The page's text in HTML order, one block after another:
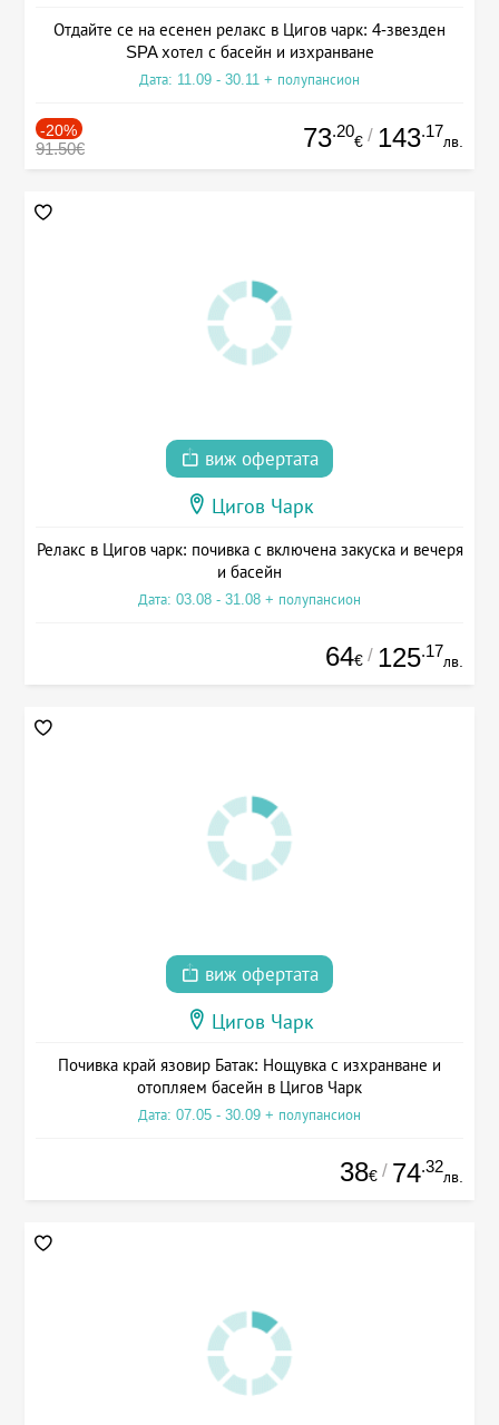
Отдайте се на есенен релакс в Цигов чарк: 4-звезден
SPA хотел с басейн и изхранване
Дата: 11.09 - 30.11 + полупансион
-20%
91.50€ 73.20
€ / 143.17
лв.
виж офертата
Цигов Чарк
Релакс в Цигов чарк: почивка с включена закуска и вечеря
и басейн
Дата: 03.08 - 31.08 + полупансион
64€ / 125.17
лв.
виж офертата
Цигов Чарк
Почивка край язовир Батак: Нощувка с изхранване и
отопляем басейн в Цигов Чарк
Дата: 07.05 - 30.09 + полупансион
38€ / 74.32
лв.